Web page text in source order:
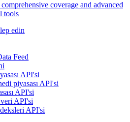
coverage and advanced
tools
edin
Feed
API'si
piyasası API'si
API'si
API'si
API'si